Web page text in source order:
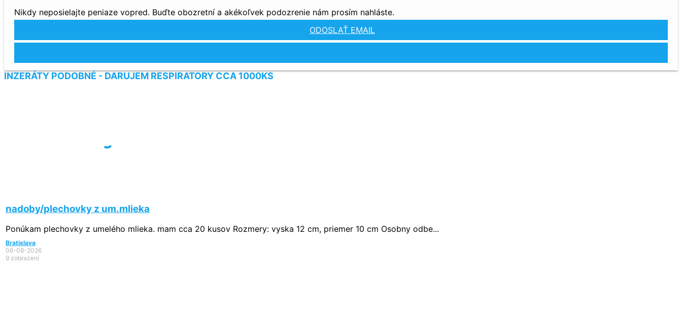
Nikdy neposielajte peniaze vopred. Buďte obozretní a akékoľvek podozrenie nám prosím nahláste.
ODOSLAŤ EMAIL
INZERÁTY PODOBNÉ - DARUJEM RESPIRATORY CCA 1000KS
nadoby/plechovky z um.mlieka
Ponúkam plechovky z umelého mlieka. mam cca 20 kusov Rozmery: vyska 12 cm, priemer 10 cm Osobny odbe...
Bratislava
06-08-2026
9 zobrazení